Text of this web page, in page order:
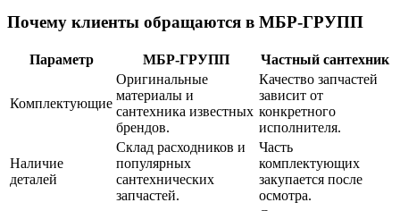
Почему клиенты обращаются в МБР-ГРУПП
Параметр МБР-ГРУПП Частный сантехник
Комплектующие
Оригинальные
материалы и
сантехника известных
брендов.
Качество запчастей
зависит от
конкретного
исполнителя.
Наличие
деталей
Склад расходников и
популярных
сантехнических
запчастей.
Часть
комплектующих
закупается после
осмотра.